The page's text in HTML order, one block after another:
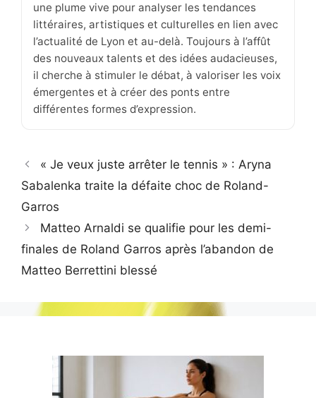
une plume vive pour analyser les tendances
littéraires, artistiques et culturelles en lien avec
l’actualité de Lyon et au-delà. Toujours à l’affût
des nouveaux talents et des idées audacieuses,
il cherche à stimuler le débat, à valoriser les voix
émergentes et à créer des ponts entre
différentes formes d’expression.
« Je veux juste arrêter le tennis » : Aryna
Sabalenka traite la défaite choc de Roland-
Garros
Matteo Arnaldi se qualifie pour les demi-
finales de Roland Garros après l’abandon de
Matteo Berrettini blessé